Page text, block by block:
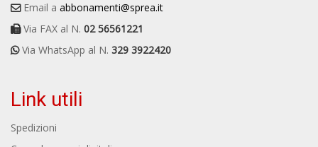
Email a abbonamenti@sprea.it
Via FAX al N. 02 56561221
Via WhatsApp al N. 329 3922420
Link utili
Spedizioni